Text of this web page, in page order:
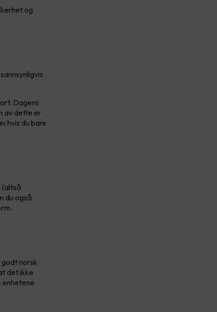
og
Dagens
av dette er
hvis du bare
(altså
du også
norsk
det ikke
enhetene